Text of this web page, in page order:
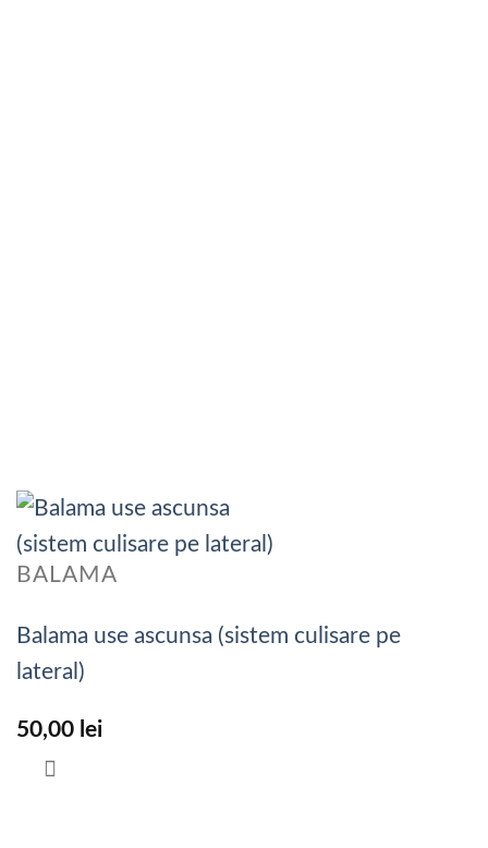
BALAMA
Balama use ascunsa (sistem culisare pe
lateral)
50,00 lei